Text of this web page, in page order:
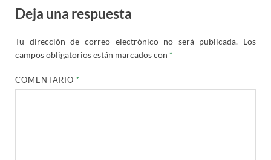
Deja una respuesta
Tu dirección de correo electrónico no será publicada. Los
campos obligatorios están marcados con *
COMENTARIO*